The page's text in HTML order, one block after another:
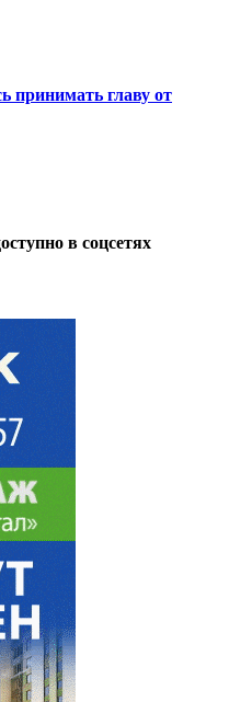
принимать главу от
в соцсетях